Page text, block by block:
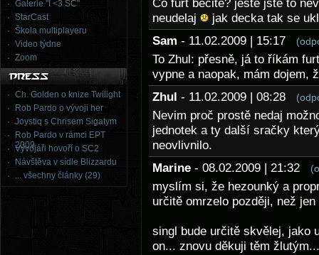
Galerie "I <3 SC"
StarCast
Škola multiplayeru
Video týdne
Zoom
Ch. Golden o knize Twilight
Rob Pardo o vývoji her
Joystiq s Chrisem Sigatym
Rob Pardo v rámci EPT
2009
Vývojáři hovoří o SC2
Návštěva v sídle Blizzardu
... všechny články (29)
Co furt becite? jeste jste to
neudelaj
jak decka tak se
Sam - 11.02.2009 | 15:17
To Zhul: přesně, já to říkám
vypne a naopak, mám dojem,
Zhul - 11.02.2009 | 08:28
Nevim proč prostě nedaj
jednotek a ty další sračky
neovlivnilo.
Marine - 08.02.2009 | 21:32
myslím si, že hezounký a
určitě omrzelo později, než
singl bude určitě skvělej, jako
on... znovu děkuji těm žlutým...